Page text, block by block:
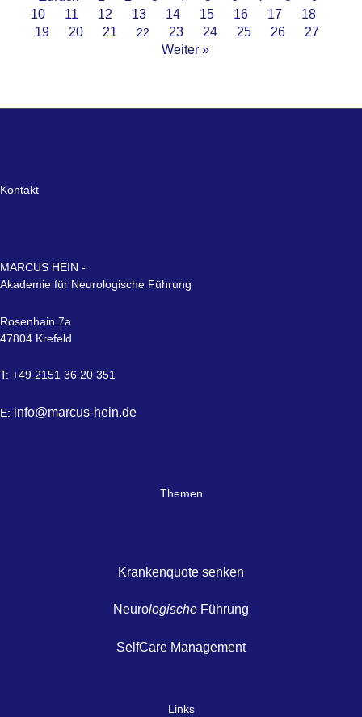
10
11 12 13 14 15 16 17
18
19
20 21 22 23 24 25 26
27
Weiter »
Kontakt
MARCUS HEIN -
Akademie für Neurologische Führung
Rosenhain 7a
47804 Krefeld
T: +49 2151 36 20 351
E: info@marcus-hein.de
Themen
Krankenquote senken
Neurologische Führung
SelfCare Management
Links